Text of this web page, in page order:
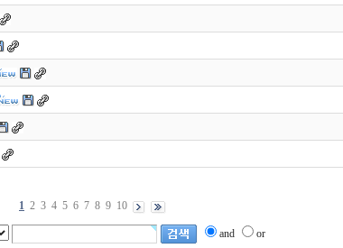
1 2 3 4 5 6 7 8 9 10
and or